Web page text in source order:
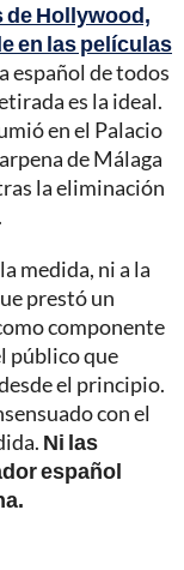
de Hollywood,
en las películas
español de todos
es la ideal.
en el Palacio
de Málaga
la eliminación
medida, ni a la
prestó un
componente
público que
el principio.
con el
Ni las
español